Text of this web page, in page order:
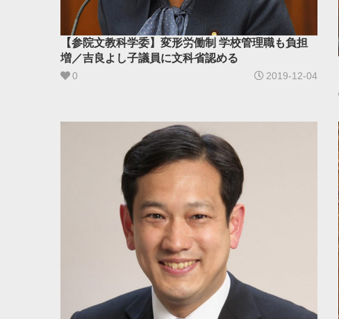
【参院文教科学委】変形労働制 学校管理職も負担
増／吉良よし子議員に文科省認める
0 2019-12-04